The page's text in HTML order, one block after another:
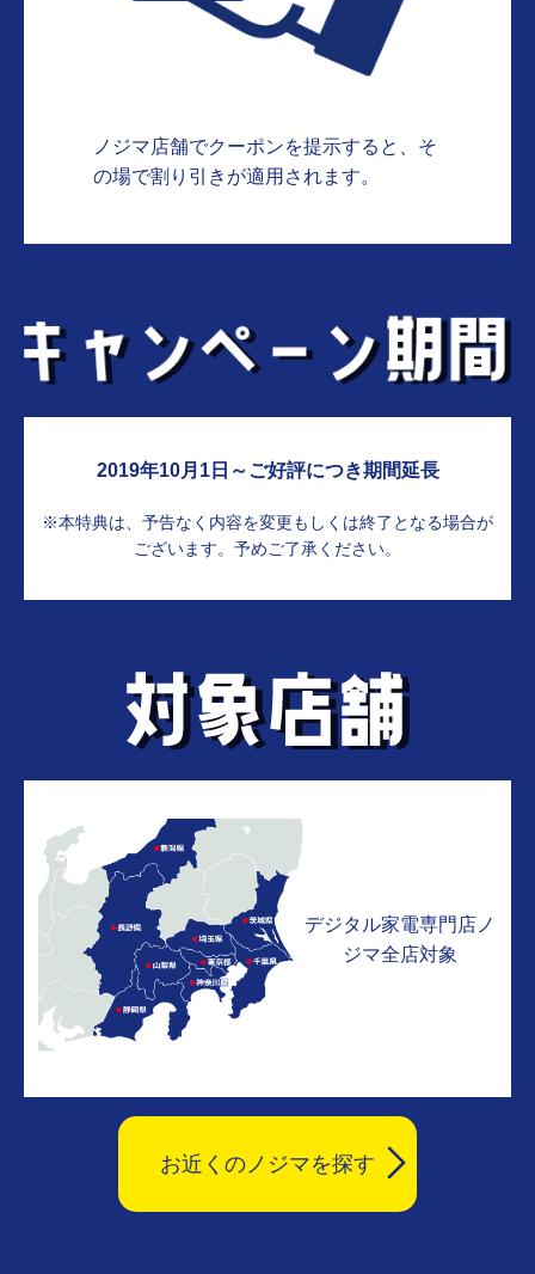
ノジマ店舗でクーポンを提示すると、そ
の場で割り引きが適用されます。
2019年10月1日～ご好評につき期間延長
※本特典は、予告なく内容を変更もしくは終了となる場合が
ございます。予めご了承ください。
デジタル家電専門店ノ
ジマ全店対象
お近くのノジマを探す